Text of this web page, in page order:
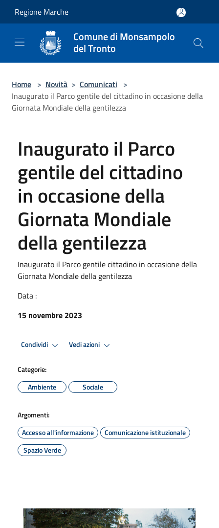
Regione Marche
Comune di Monsampolo
del Tronto
Home > Novità > Comunicati >
Inaugurato il Parco gentile del cittadino in occasione della
Giornata Mondiale della gentilezza
Inaugurato il Parco
gentile del cittadino
in occasione della
Giornata Mondiale
della gentilezza
Inaugurato il Parco gentile cittadino in occasione della
Giornata Mondiale della gentilezza
Data :
15 novembre 2023
Condividi Vedi azioni
Categorie:
Ambiente
Sociale
Argomenti:
Accesso all'informazione
Comunicazione istituzionale
Spazio Verde